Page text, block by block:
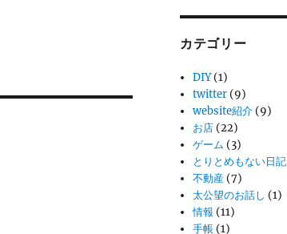
カテゴリー
DIY(1)
twitter (9)
website紹介 (9)
お店 (22)
ゲーム (3)
とりとめもない日記
不動産 (7)
太公望のお話し (1)
情報 (11)
手帳 (1)